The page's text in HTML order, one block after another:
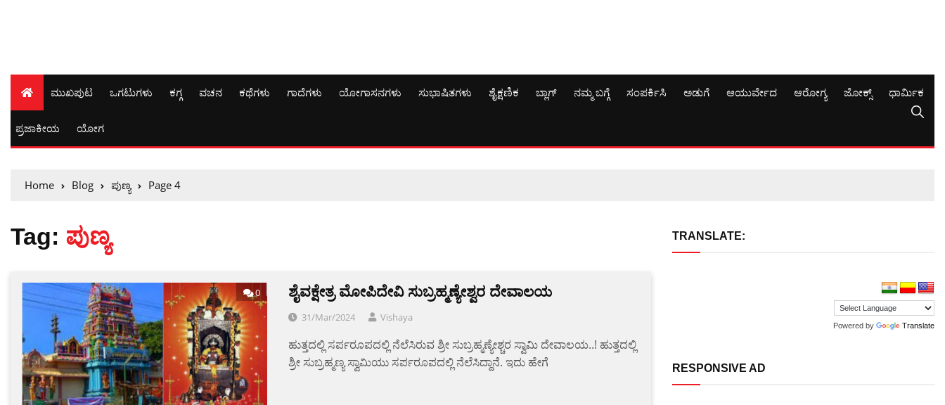
ಮುಖಪುಟ ಒಗಟುಗಳು ಕಗ್ಗ ವಚನ ಕಥೆಗಳು ಗಾದೆಗಳು ಯೋಗಾಸನಗಳು ಸುಭಾಷಿತಗಳು ಶೈಕ್ಷಣಿಕ ಬ್ಲಾಗ್ ನಮ್ಮ ಬಗ್ಗೆ ಸಂಪರ್ಕಿಸಿ ಅಡುಗೆ ಆಯುರ್ವೇದ ಆರೋಗ್ಯ ಜೋಕ್ಸ್ ಧಾರ್ಮಿಕ
ಪ್ರಜಾಕೀಯ ಯೋಗ
Home Blog ಪುಣ್ಯ Page 4
Tag: ಪುಣ್ಯ
0 ಶೈವಕ್ಷೇತ್ರ ಮೋಪಿದೇವಿ ಸುಬ್ರಹ್ಮಣ್ಯೇಶ್ವರ ದೇವಾಲಯ
31/Mar/2024 Vishaya
ಹುತ್ತದಲ್ಲಿ ಸರ್ಪರೂಪದಲ್ಲಿ ನೆಲೆಸಿರುವ ಶ್ರೀ ಸುಬ್ರಹ್ಮಣ್ಯೇಶ್ಚರ ಸ್ವಾಮಿ ದೇವಾಲಯ..! ಹುತ್ತದಲ್ಲಿ
ಶ್ರೀ ಸುಬ್ರಹ್ಮಣ್ಯ ಸ್ವಾಮಿಯು ಸರ್ಪರೂಪದಲ್ಲಿ ನೆಲೆಸಿದ್ದಾನೆ. ಇದು ಹೇಗೆ
TRANSLATE:
Powered by Translate
RESPONSIVE AD